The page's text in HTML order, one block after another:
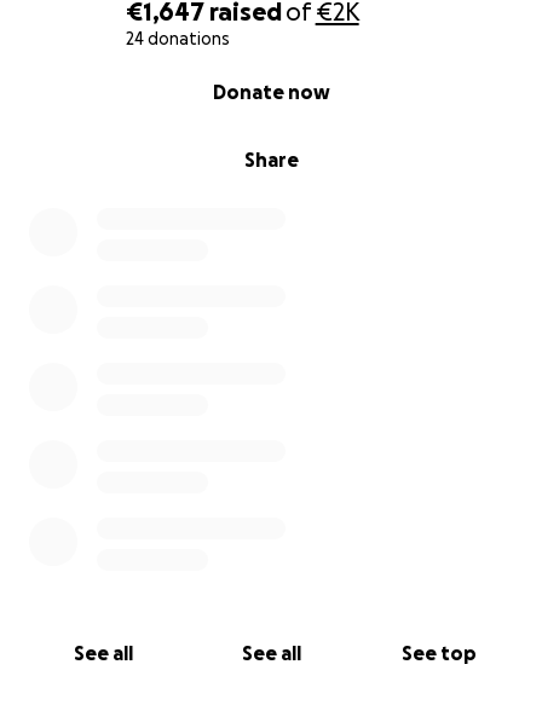
€1,647 raisedof€2K
24 donations
Share
Donate now
See all See all See top